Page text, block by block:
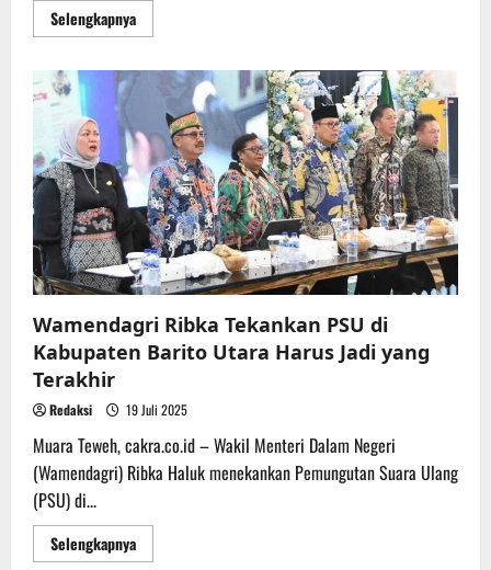
SelengkapnyaRead
more
Sela
Pemantauan
Gubernur
Kalteng
Jalan
Santai
Bersama
Pelajar
dan
Masyarakat
Wamendagri Ribka Tekankan PSU di
Kabupaten Barito Utara Harus Jadi yang
Terakhir
Redaksi 19 Juli 2025
Muara Teweh, cakra.co.id – Wakil Menteri Dalam Negeri
(Wamendagri) Ribka Haluk menekankan Pemungutan Suara Ulang
(PSU) di...
SelengkapnyaRead
more